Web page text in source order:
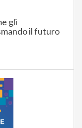
gli
il futuro